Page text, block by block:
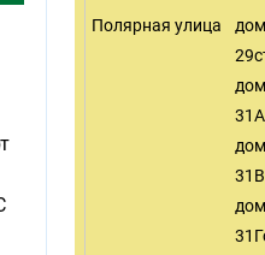
Полярная улица